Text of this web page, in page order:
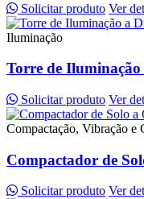
Solicitar produto Ver
Iluminação
Torre de Iluminação
Solicitar produto Ver
Compactação, Vibração e
Compactador de
Solicitar produto Ver